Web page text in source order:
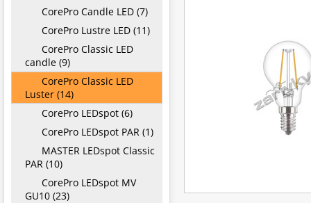
CorePro Candle LED (7)
CorePro Lustre LED (11)
CorePro Classic LED
candle (9)
CorePro Classic LED
Luster (14)
CorePro LEDspot (6)
CorePro LEDspot PAR (1)
MASTER LEDspot Classic
PAR (10)
CorePro LEDspot MV
GU10 (23)